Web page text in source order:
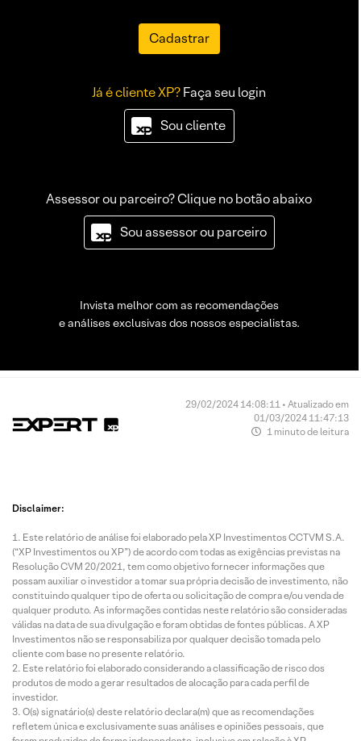
Cadastrar
Já é cliente XP?Faça seu login
Sou cliente
Assessor ou parceiro? Clique no botão abaixo
Sou assessor ou parceiro
Invista melhor com as recomendações
e análises exclusivas dos nossos especialistas.
29/02/2024 14:08:11 • Atualizado em
01/03/2024 11:47:13
1 minuto de leitura
Disclaimer:
Este relatório de análise foi elaborado pela XP Investimentos CCTVM S.A.
(“XP Investimentos ou XP”) de acordo com todas as exigências previstas na
Resolução CVM 20/2021, tem como objetivo fornecer informações que
possam auxiliar o investidor a tomar sua própria decisão de investimento, não
constituindo qualquer tipo de oferta ou solicitação de compra e/ou venda de
qualquer produto. As informações contidas neste relatório são consideradas
válidas na data de sua divulgação e foram obtidas de fontes públicas. A XP
Investimentos não se responsabiliza por qualquer decisão tomada pelo
cliente com base no presente relatório.
Este relatório foi elaborado considerando a classificação de risco dos
produtos de modo a gerar resultados de alocação para cada perfil de
investidor.
O(s) signatário(s) deste relatório declara(m) que as recomendações
refletem única e exclusivamente suas análises e opiniões pessoais, que